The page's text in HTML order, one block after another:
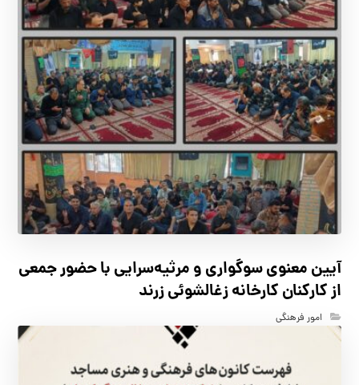
آیین معنوی سوگواری و مرثیه‌سرایی با حضور جمعی
از کارکنان كارخانه زغالشوئي زرند
امور فرهنگی